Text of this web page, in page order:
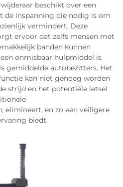
beschikt over een
de inspanning die nodig is om
vermindert. Deze
ervoor dat zelfs mensen met
banden kunnen
onmisbaar hulpmiddel is
gemiddelde autobezitters. Het
kan niet genoeg worden
strijd en het potentiële letsel
elimineert, en zo een veiligere
biedt.